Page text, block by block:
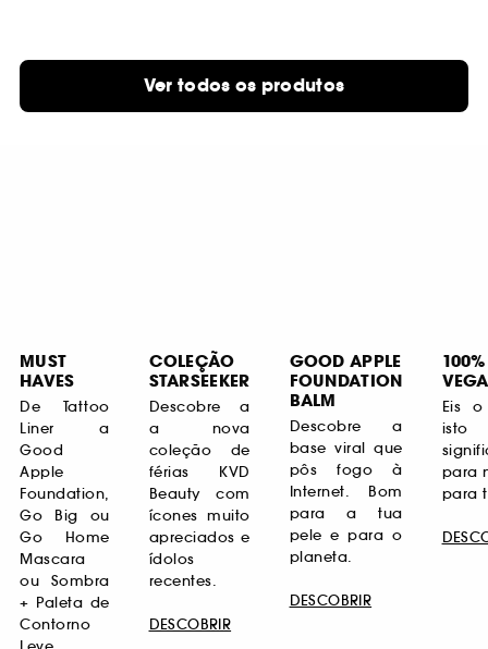
Ver todos os produtos
MUST
HAVES
De Tattoo
Liner a
Good
Apple
Foundation,
Go Big ou
Go Home
Mascara
ou Sombra
+ Paleta de
Contorno
COLEÇÃO
STARSEEKER
Descobre a
a nova
coleção de
férias KVD
Beauty com
ícones muito
apreciados e
ídolos
recentes.
DESCOBRIR
GOOD APPLE
FOUNDATION
BALM
Descobre a
base viral que
pôs fogo à
Internet. Bom
para a tua
pele e para o
planeta.
DESCOBRIR
100%
Eis
isto
para
para